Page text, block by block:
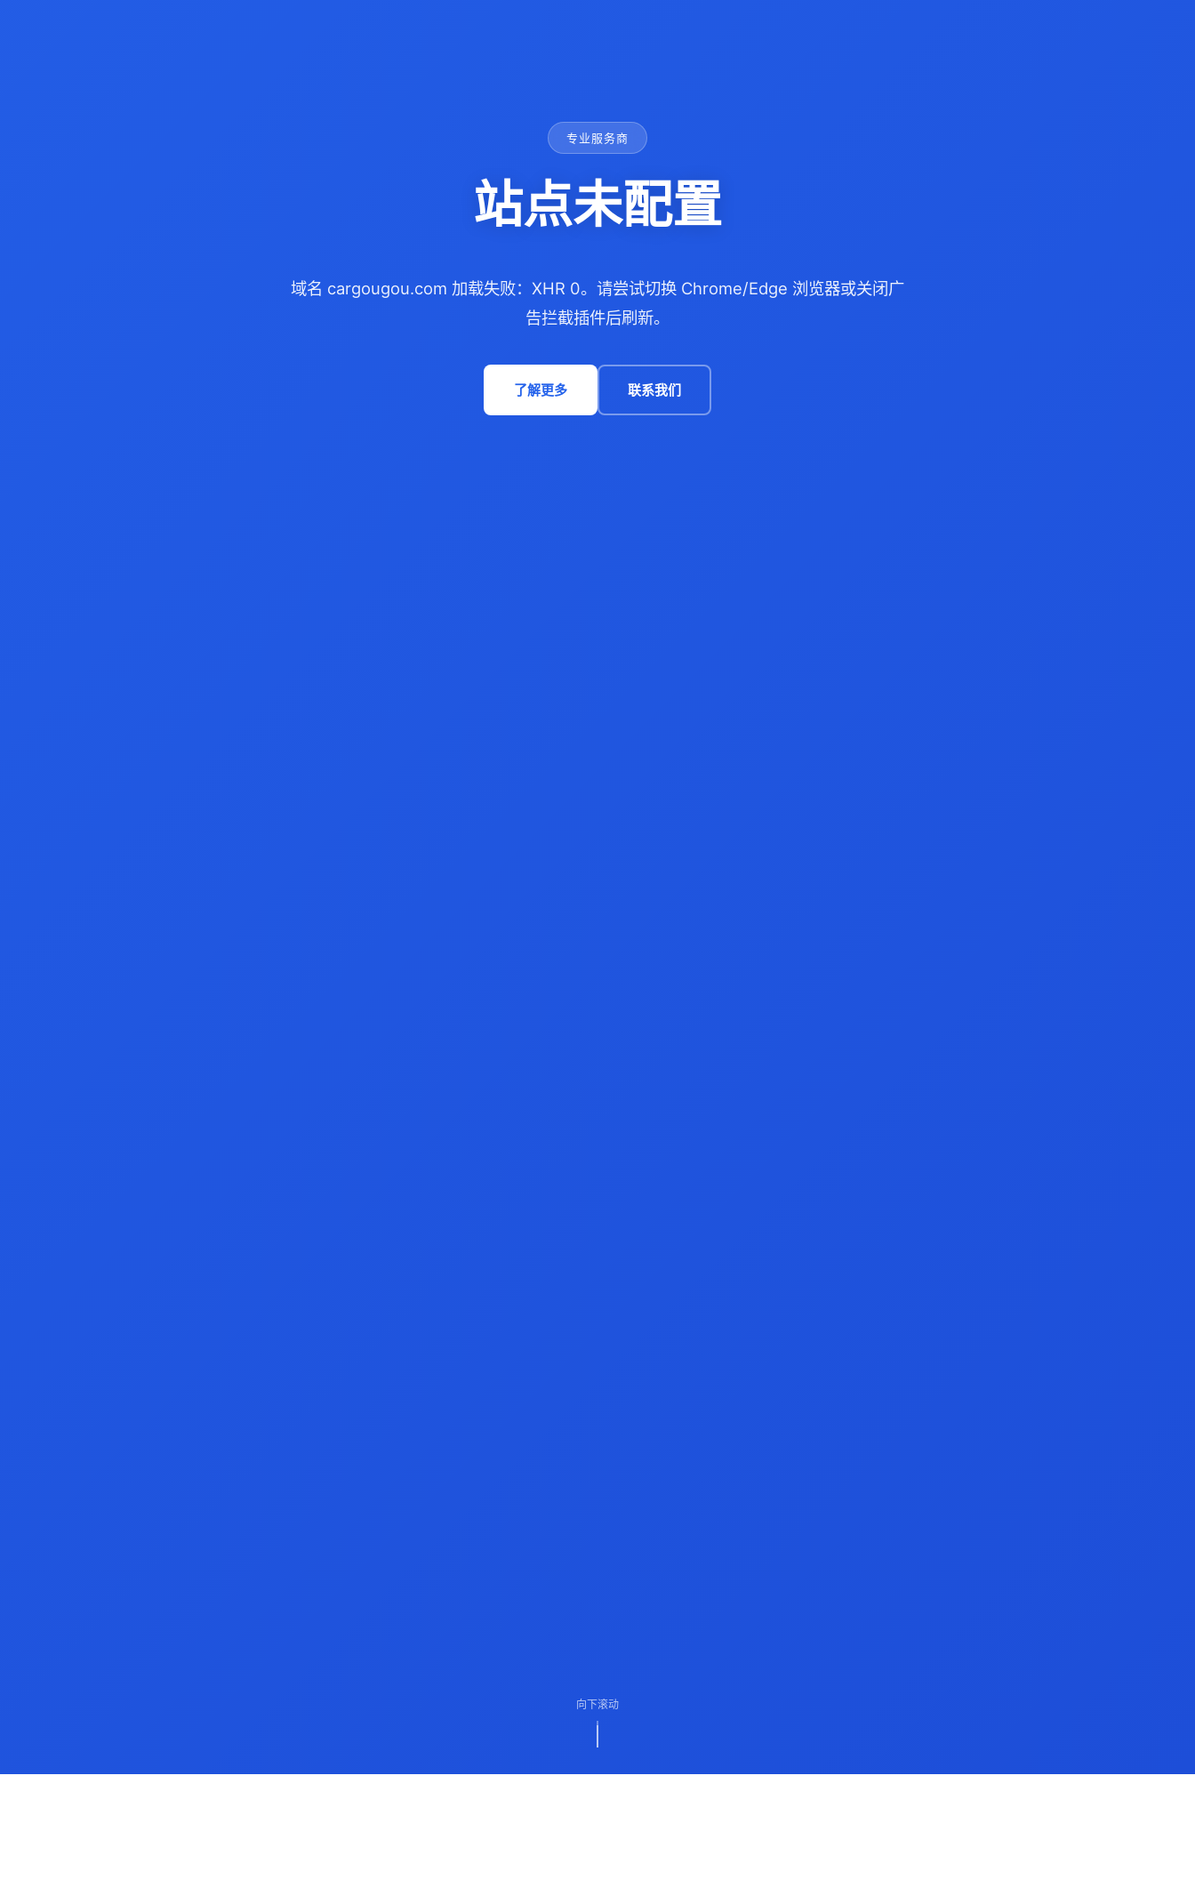
专业服务商
站点未配置
域名 cargougou.com 加载失败：XHR 0。请尝试切换 Chrome/Edge 浏览器或关闭广
告拦截插件后刷新。
了解更多 联系我们
向下滚动